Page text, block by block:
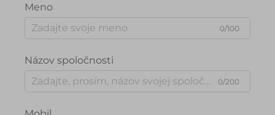
Meno
0/100
Názov spoločnosti
0/200